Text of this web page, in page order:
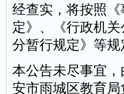
经查实，将按照
定》、《行政机
分暂行规定》等规
本公告未尽事宜
安市雨城区教育局